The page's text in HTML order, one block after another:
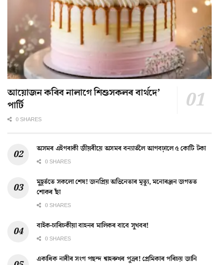
আয়োজন কৰিব নালাগে শিশুসকলৰ বাৰ্থদে’
পাৰ্টি
0 SHARES
অসমৰ এইগৰাকী জীয়ৰীয়ে অসমৰ বন্যাৰ্তলৈ আগবঢ়ালে ৫ কোটি টকা
0 SHARES
মুহূৰ্ততে সকলো শেষ! জনপ্ৰিয় অভিনেতাৰ মৃত্যু, মনোৰঞ্জন জগতত
শোকৰ ছাঁ
0 SHARES
বাইক-চাৰিচকীয়া বাহনৰ মালিকৰ বাবে সুখবৰ!
0 SHARES
একাধিক নাৰীৰ সংগ পছন্দ শ্বাহৰুখৰ পুত্ৰৰ! প্ৰেমিকাৰ পৰিচয় জানি